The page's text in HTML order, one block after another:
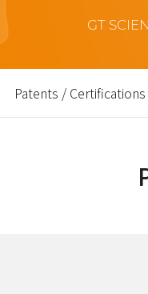
GT
Patents /